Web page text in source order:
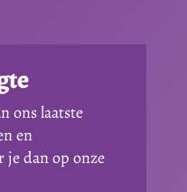
ons laatste
en
je dan op onze